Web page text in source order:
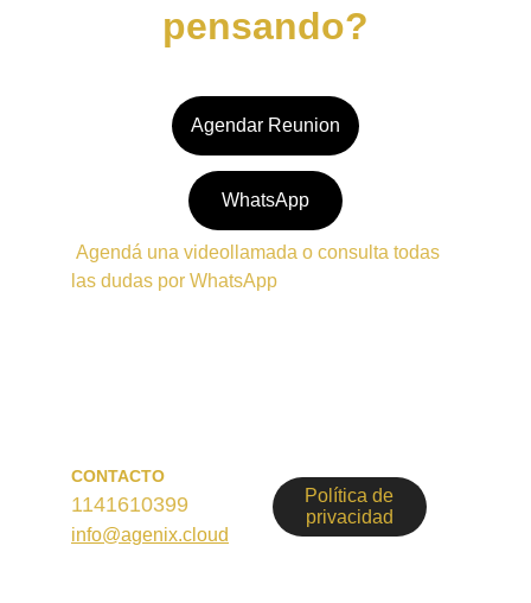
pensando?
Agendar Reunion
las dudas por WhatsApp
WhatsApp
CONTACTO
info@agenix.cloud
Política de
privacidad
1141610399